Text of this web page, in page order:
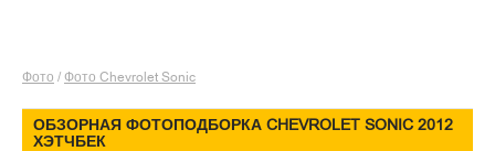
Фото / Фото Chevrolet Sonic
ОБЗОРНАЯ ФОТОПОДБОРКА CHEVROLET SONIC 2012
ХЭТЧБЕК